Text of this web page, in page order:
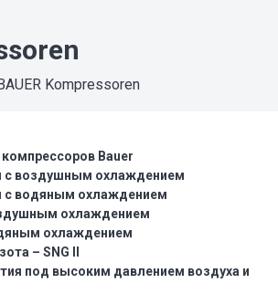
Kompressoren
Bauer
с воздушным охлаждением
с водяным охлаждением
охлаждением
охлаждением
– SNG II
под высоким давлением воздуха и